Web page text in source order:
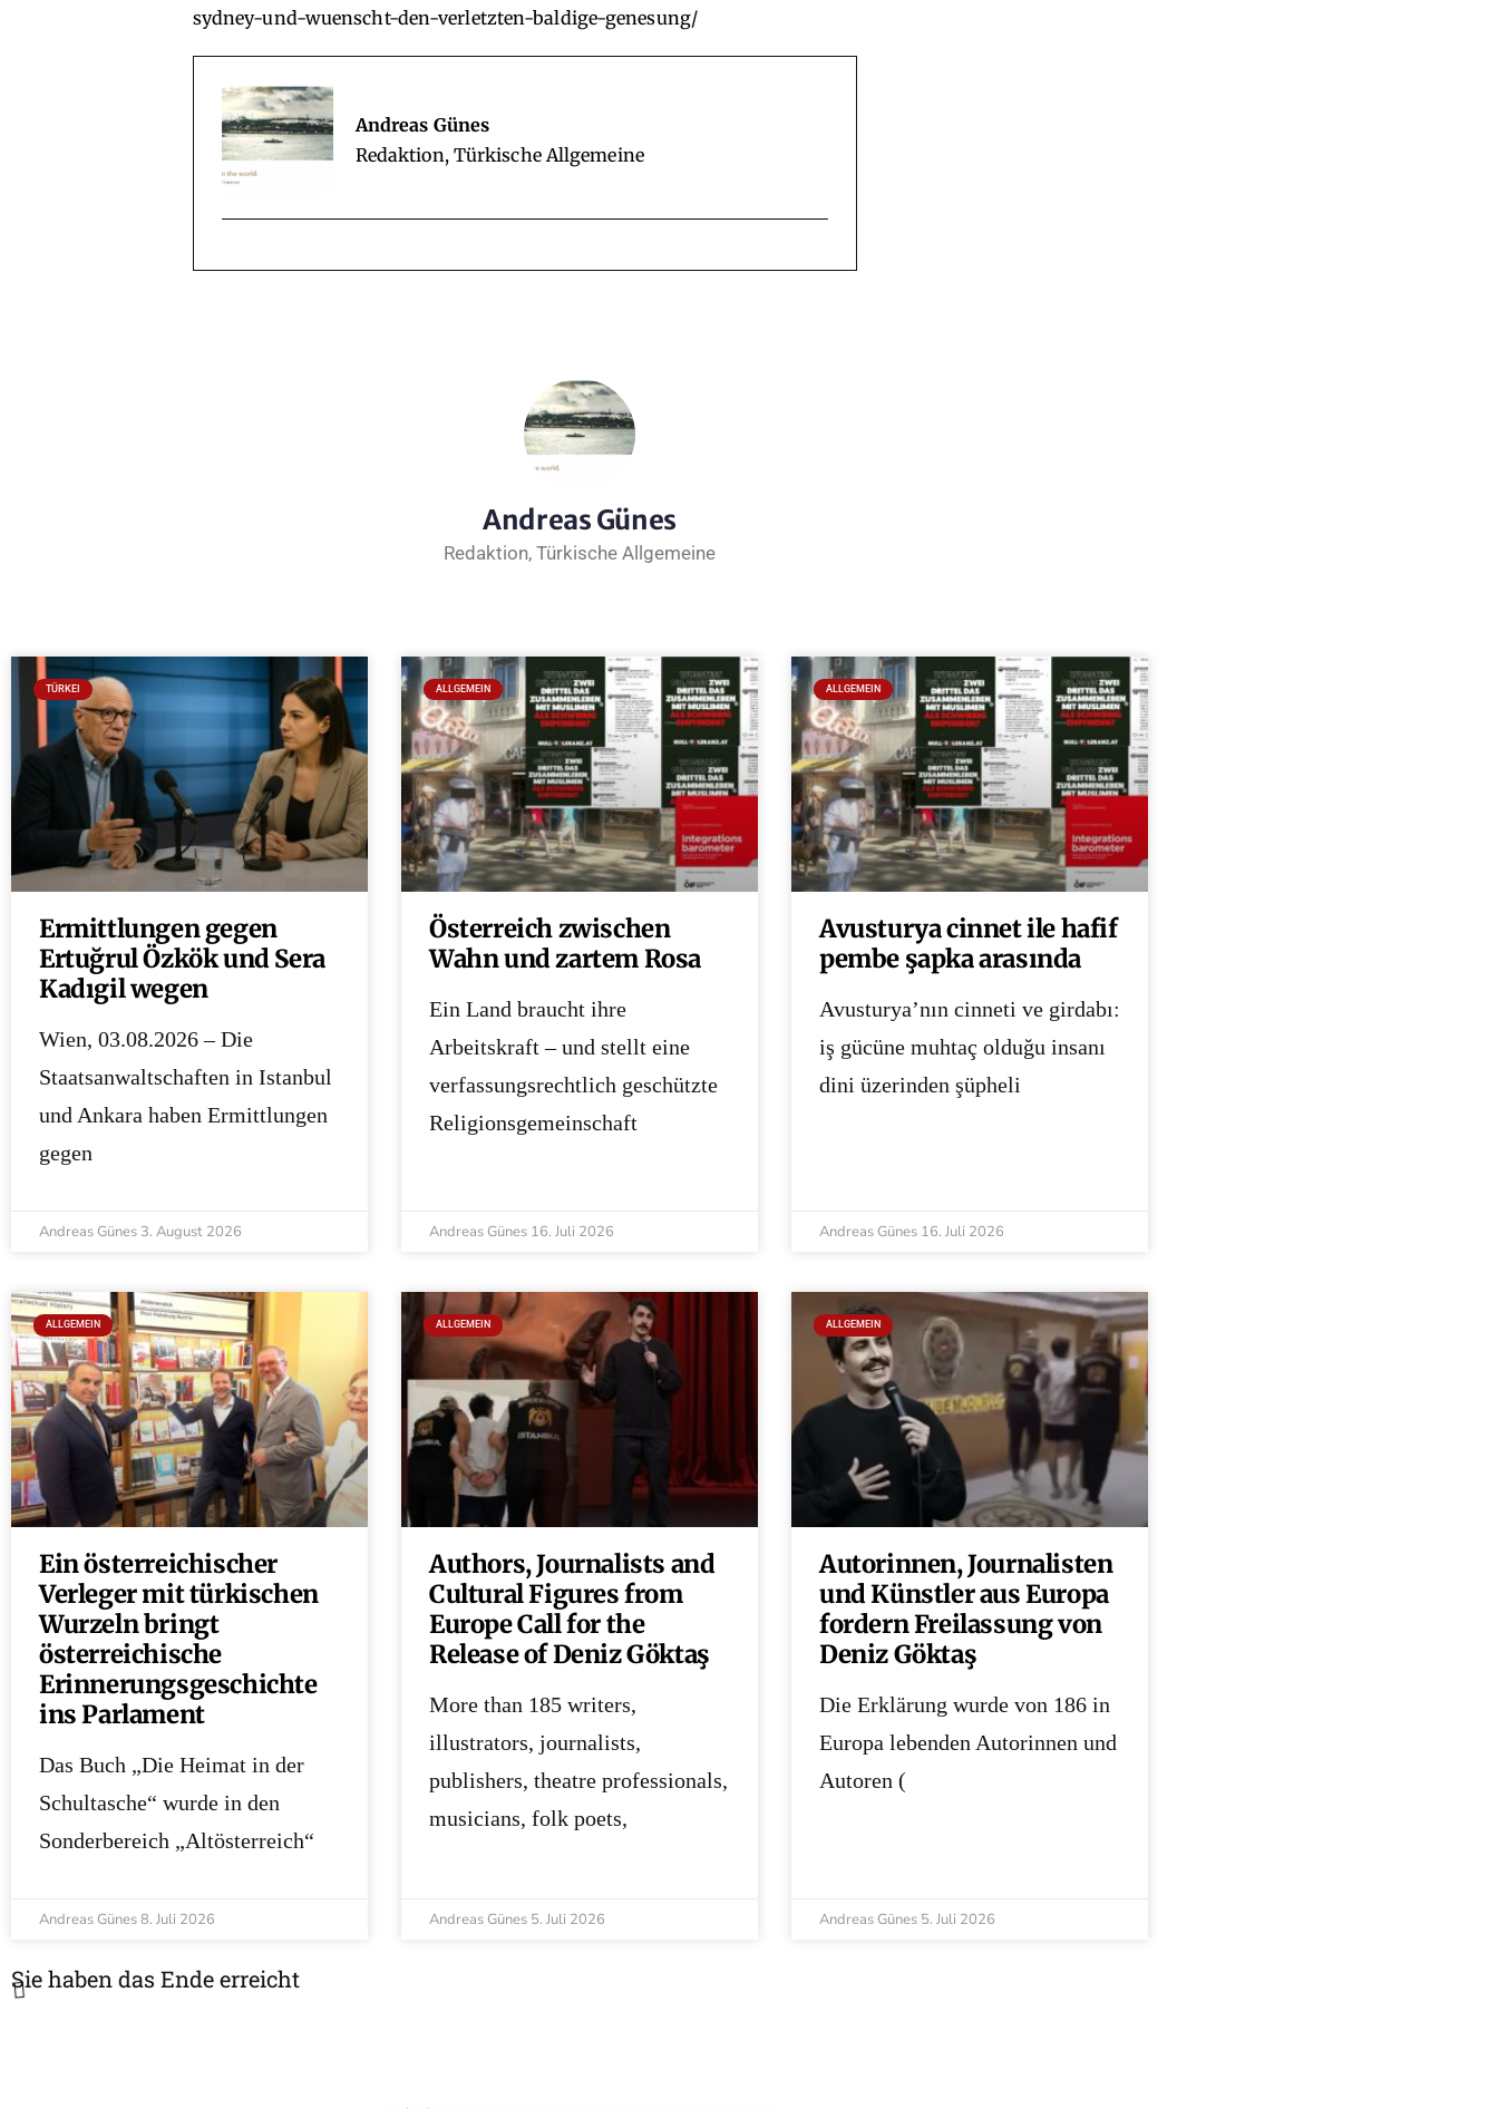
sydney-und-wuenscht-den-verletzten-baldige-genesung/
Andreas Günes
Redaktion, Türkische Allgemeine
Andreas Günes
Redaktion, Türkische Allgemeine
TÜRKEI
Ermittlungen gegen
Ertuğrul Özkök und Sera
Kadıgil wegen
Wien, 03.08.2026 – Die
Staatsanwaltschaften in Istanbul
und Ankara haben Ermittlungen
gegen
Andreas Günes 3. August 2026
ALLGEMEIN
Österreich zwischen
Wahn und zartem Rosa
Ein Land braucht ihre
Arbeitskraft – und stellt eine
verfassungsrechtlich geschützte
Religionsgemeinschaft
Andreas Günes 16. Juli 2026
ALLGEMEIN
Avusturya cinnet ile hafif
pembe şapka arasında
Avusturya’nın cinneti ve girdabı:
iş gücüne muhtaç olduğu insanı
dini üzerinden şüpheli
Andreas Günes 16. Juli 2026
ALLGEMEIN
Ein österreichischer
Verleger mit türkischen
Wurzeln bringt
österreichische
Erinnerungsgeschichte
ins Parlament
Das Buch „Die Heimat in der
Schultasche“ wurde in den
Sonderbereich „Altösterreich“
Andreas Günes8. Juli 2026
ALLGEMEIN
Authors, Journalists and
Cultural Figures from
Europe Call for the
Release of Deniz Göktaş
More than 185 writers,
illustrators, journalists,
publishers, theatre professionals,
musicians, folk poets,
Andreas Günes 5. Juli 2026
ALLGEMEIN
Autorinnen, Journalisten
und Künstler aus Europa
fordern Freilassung von
Deniz Göktaş
Die Erklärung wurde von 186 in
Europa lebenden Autorinnen und
Autoren (
Andreas Günes 5. Juli 2026
Sie haben das Ende erreicht